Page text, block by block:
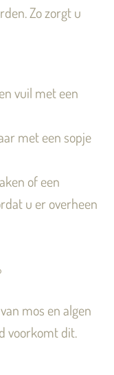
Zo zorgt u
vuil met een
met een sopje
of een
u er overheen
mos en algen
voorkomt dit.